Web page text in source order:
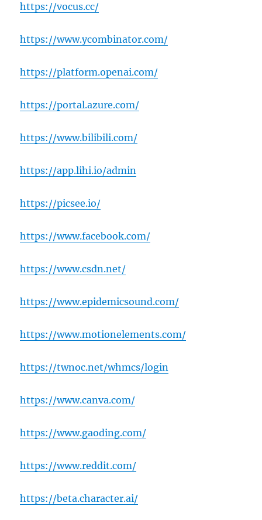
https://vocus.cc/
https://www.ycombinator.com/
https://platform.openai.com/
https://portal.azure.com/
https://www.bilibili.com/
https://app.lihi.io/admin
https://picsee.io/
https://www.facebook.com/
https://www.csdn.net/
https://www.epidemicsound.com/
https://www.motionelements.com/
https://twnoc.net/whmcs/login
https://www.canva.com/
https://www.gaoding.com/
https://www.reddit.com/
https://beta.character.ai/